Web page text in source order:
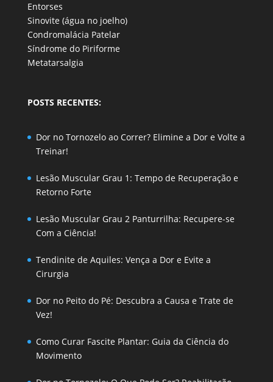
Entorses
Sinovite (água no joelho)
Condromalácia Patelar
Síndrome do Piriforme
Metatarsalgia
POSTS RECENTES:
Dor no Tornozelo ao Correr? Elimine a Dor e Volte a
Treinar!
Lesão Muscular Grau 1: Tempo de Recuperação e
Retorno Forte
Lesão Muscular Grau 2 Panturrilha: Recupere-se
Com a Ciência!
Tendinite de Aquiles: Vença a Dor e Evite a
Cirurgia
Dor no Peito do Pé: Descubra a Causa e Trate de
Vez!
Como Curar Fascite Plantar: Guia da Ciência do
Movimento